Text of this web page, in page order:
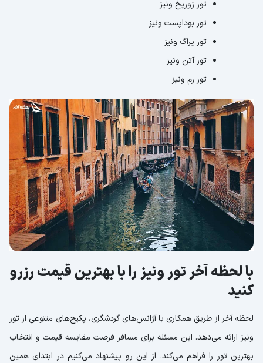
تور زوریخ ونیز
تور بوداپست ونیز
تور پراگ ونیز
تور آتن ونیز
تور رم ونیز
با لحظه آخر تور ونیز را با بهترین قیمت رزرو
کنید
لحظه آخر از طریق همکاری با آژانس‌های گردشگری، پکیج‌های متنوعی از تور
ونیز ارائه می‌دهد. این مسئله برای مسافر فرصت مقایسه قیمت و انتخاب
بهترین تور را فراهم می‌کند. از این رو پیشنهاد می‌کنیم در ابتدای همین